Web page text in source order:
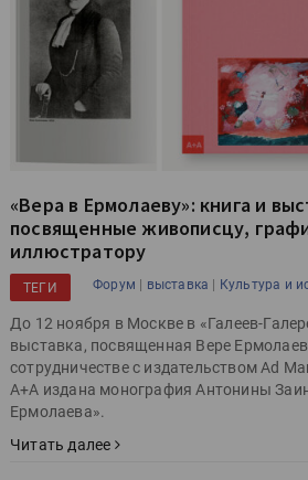
«Вера в Ермолаеву»: книга и
посвященные живописцу,
иллюстратору
ТЕГИ Форум | выставка | Культура и
До 12 ноября в Москве в «Галеев-
выставка, посвященная Вере
сотрудничестве с издательством Ad
А+А издана монография Антонины
Ермолаева».
Читать далее